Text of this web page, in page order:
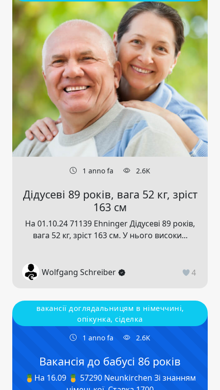
1 anno fa 2.6K
Дідусеві 89 років, вага 52 кг, зріст
163 см
На 01.10.24 71139 Ehninger Дідусеві 89 років,
вага 52 кг, зріст 163 см. У нього високи...
Wolfgang Schreiber 4
1 anno fa 2.6K
вакансії доглядальницям в німеччині,
опікунка, сіделка
Вакансія до бабусі 86 років
🍍На 16.09 🍍 57290 Neunkirchen Зі знанням